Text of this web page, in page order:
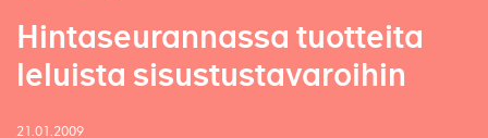
Hintaseurannassa tuotteita
leluista sisustustavaroihin
21.01.2009